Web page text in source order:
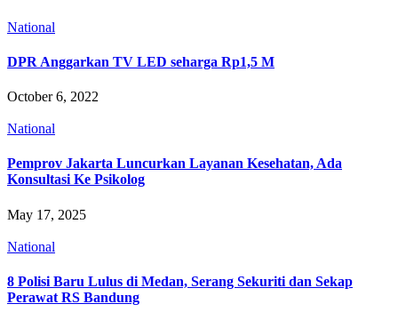
National
DPR Anggarkan TV LED seharga Rp1,5 M
October 6, 2022
National
Pemprov Jakarta Luncurkan Layanan Kesehatan, Ada
Konsultasi Ke Psikolog
May 17, 2025
National
8 Polisi Baru Lulus di Medan, Serang Sekuriti dan Sekap
Perawat RS Bandung